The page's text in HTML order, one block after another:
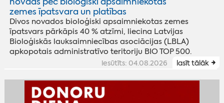
zemes īpatsvara un platības
Divos novados bioloģiski apsaimniekotas zemes
īpatsvars pārkāpis 40 % atzīmi, liecina Latvijas
Bioloģiskās lauksaimniecības asociācijas (LBLA)
apkopotais administratīvo teritoriju BIO TOP 500.
iesūtīts: 04.08.2026 lasīt tālāk